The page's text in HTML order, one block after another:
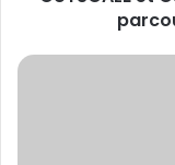
CPOM: